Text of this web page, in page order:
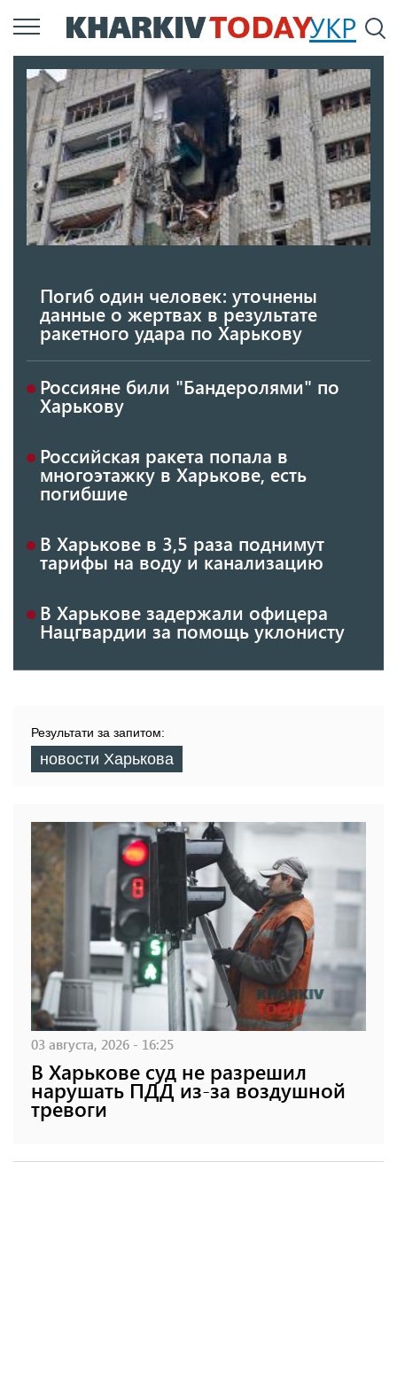
Перейти
к
содержанию
УКР
Погиб один человек: уточнены
данные о жертвах в результате
ракетного удара по Харькову
Россияне били "Бандеролями" по
Харькову
Российская ракета попала в
многоэтажку в Харькове, есть
погибшие
В Харькове в 3,5 раза поднимут
тарифы на воду и канализацию
В Харькове задержали офицера
Нацгвардии за помощь уклонисту
Результати за запитом:
новости Харькова
03 августа, 2026 - 16:25
В Харькове суд не разрешил
нарушать ПДД из-за воздушной
тревоги